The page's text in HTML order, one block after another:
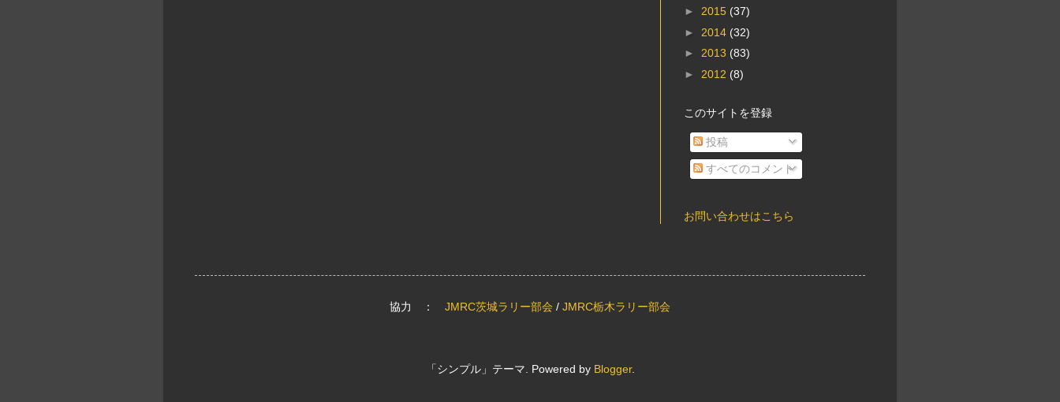
► 2015 (37)
► 2014 (32)
► 2013 (83)
► 2012 (8)
このサイトを登録
投稿
すべてのコメント
お問い合わせはこちら
協力 ： JMRC茨城ラリー部会 / JMRC栃木ラリー部会
「シンプル」テーマ. Powered by Blogger.